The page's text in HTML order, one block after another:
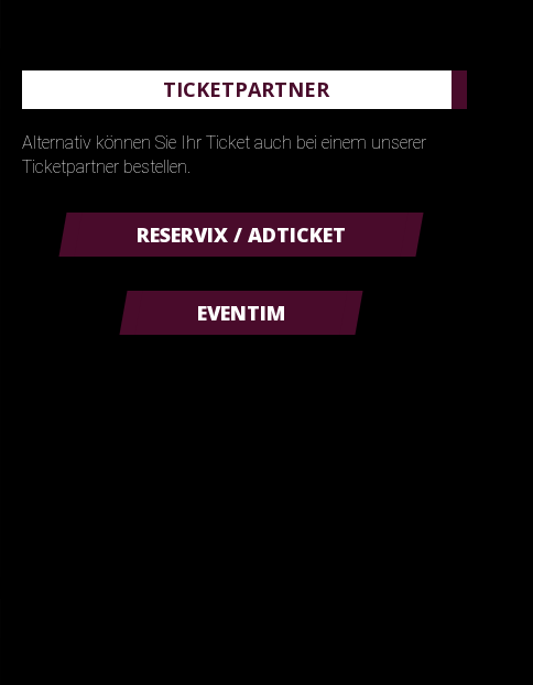
TICKETPARTNER
Alternativ können Sie Ihr Ticket auch bei einem unserer
Ticketpartner bestellen.
RESERVIX / ADTICKET
EVENTIM